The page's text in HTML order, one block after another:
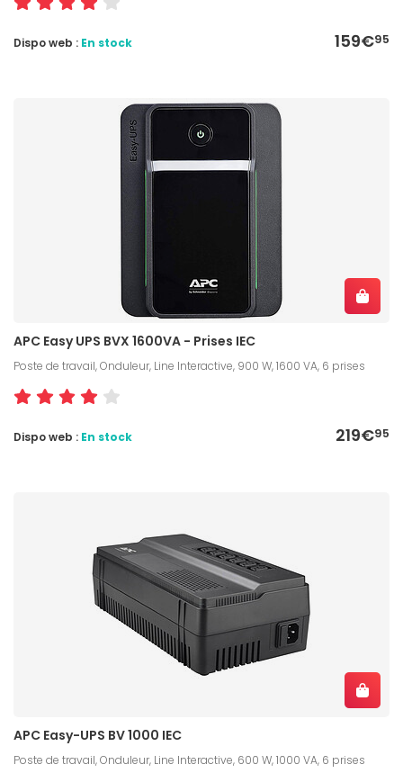
159€95
Dispo web : En stock
APC Easy UPS BVX 1600VA - Prises IEC
Poste de travail, Onduleur, Line Interactive, 900 W, 1600 VA, 6 prises
219€95
Dispo web : En stock
APC Easy-UPS BV 1000 IEC
Poste de travail, Onduleur, Line Interactive, 600 W, 1000 VA, 6 prises